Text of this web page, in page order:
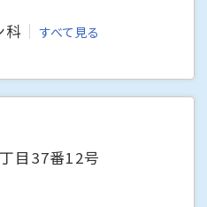
科
すべて見る
目37番12号